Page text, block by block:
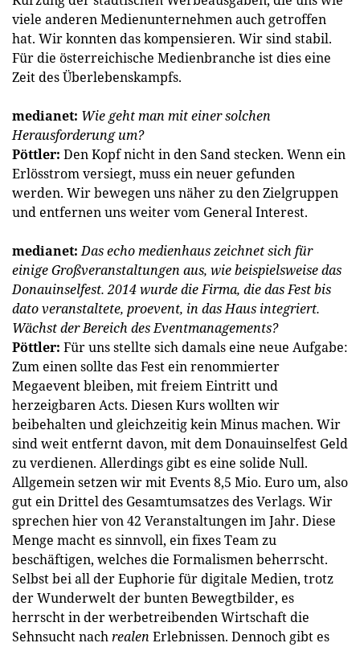
viele anderen Medien­unternehmen auch getroffen
hat. Wir konnten das kompensieren. Wir sind stabil.
Für die österreichische Medienbranche ist dies eine
Zeit des Überlebenskampfs.
medianet: Wie geht man mit einer solchen
Herausforderung um?
Pöttler: Den Kopf nicht in den Sand stecken. Wenn ein
Erlösstrom versiegt, muss ein neuer gefunden
werden. Wir bewegen uns näher zu den Zielgruppen
und entfernen uns weiter vom General Interest.
medianet:Das echo medienhaus zeichnet sich für
einige Großveranstaltungen aus, wie beispielsweise das
Donauinselfest. 2014 wurde die Firma, die das Fest bis
dato veranstaltete, proevent, in das Haus integriert.
Wächst der Bereich des Eventmanagements?
Pöttler: Für uns stellte sich damals eine neue Aufgabe:
Zum einen sollte das Fest ein renommierter
Megaevent bleiben, mit freiem Eintritt und
herzeigbaren Acts. Diesen Kurs wollten wir
beibehalten und gleichzeitig kein Minus machen. Wir
sind weit entfernt davon, mit dem Donauinselfest Geld
zu verdienen. Allerdings gibt es eine solide Null.
Allgemein setzen wir mit Events 8,5 Mio. Euro um, also
gut ein Drittel des Gesamtumsatzes des Verlags. Wir
sprechen hier von 42 Veranstaltungen im Jahr. Diese
Menge macht es sinnvoll, ein fixes Team zu
beschäftigen, welches die Formalismen beherrscht.
Selbst bei all der Euphorie für digitale Medien, trotz
der Wunderwelt der bunten Bewegtbilder, es
herrscht in der werbetreibenden Wirtschaft die
Sehnsucht nachrealen Erlebnissen. Dennoch gibt es